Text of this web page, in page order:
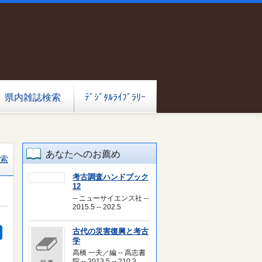
県内雑誌検索 ﾃﾞｼﾞﾀﾙﾗｲﾌﾞﾗﾘｰ
あなたへのお薦め
考古調査ハンドブック
12
-- ニューサイエンス社 --
2015.5 -- 202.5
古代の災害復興と考古
学
高橋 一夫／編 -- 高志書